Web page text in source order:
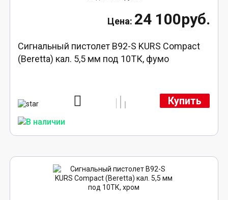
24 100руб.
Сигнальный пистолет B92-S KURS Compact
(Beretta) кал. 5,5 мм под 10ТК, фумо
Купить